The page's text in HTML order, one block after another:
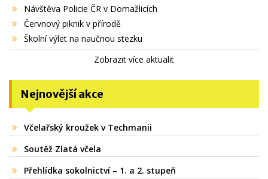
Návštěva Policie ČR v Domažlicích
Červnový piknik v přírodě
Školní výlet na naučnou stezku
Zobrazit více aktualit
Nejnovější akce
Včelařský kroužek v Techmanii
Soutěž Zlatá včela
Přehlídka sokolnictví – 1. a 2. stupeň